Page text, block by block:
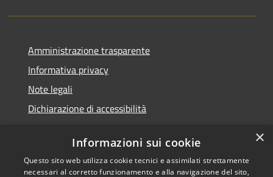
Amministrazione trasparente
Informativa privacy
Note legali
Dichiarazione di accessibilità
RSS Comune convenzionato
×
Informazioni sui cookie
Questo sito web utilizza cookie tecnici e assimilati strettamente
necessari al corretto funzionamento e alla navigazione del sito,